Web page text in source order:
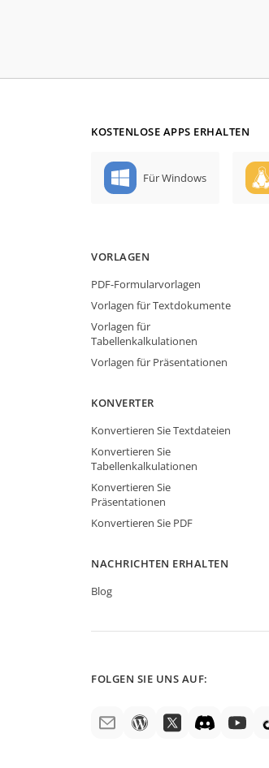
KOSTENLOSE APPS ERHALTEN
Für Windows
VORLAGEN
PDF-Formularvorlagen
Vorlagen für Textdokumente
Vorlagen für
Tabellenkalkulationen
Vorlagen für Präsentationen
KONVERTER
Konvertieren Sie Textdateien
Konvertieren Sie
Tabellenkalkulationen
Konvertieren Sie
Präsentationen
Konvertieren Sie PDF
NACHRICHTEN ERHALTEN
Blog
FOLGEN SIE UNS AUF: